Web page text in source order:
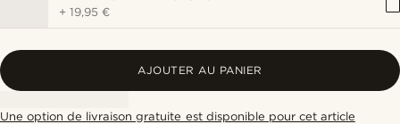
+19,95 €
AJOUTER AU PANIER
Une option de livraison gratuite est disponible pour cet article